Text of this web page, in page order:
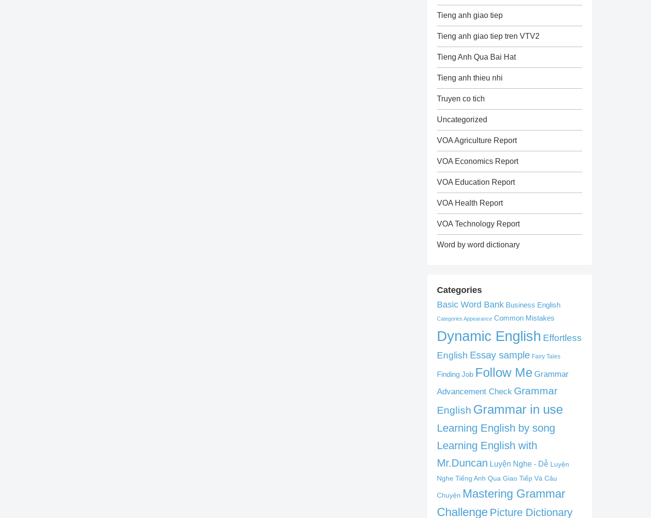
Tieng anh giao tiep
Tieng anh giao tiep tren VTV2
Tieng Anh Qua Bai Hat
Tieng anh thieu nhi
Truyen co tich
Uncategorized
VOA Agriculture Report
VOA Economics Report
VOA Education Report
VOA Health Report
VOA Technology Report
Word by word dictionary
Categories
Basic Word Bank Business English
Categories Appearance Common Mistakes
Dynamic English Effortless
English Essay sample Fairy Tales
Finding Job Follow Me Grammar
Advancement Check Grammar
English Grammar in use
Learning English by song
Learning English with
Mr.Duncan Luyện Nghe - Dễ Luyện
Nghe Tiếng Anh Qua Giao Tiếp Và Câu
Chuyện Mastering Grammar
Challenge Picture Dictionary